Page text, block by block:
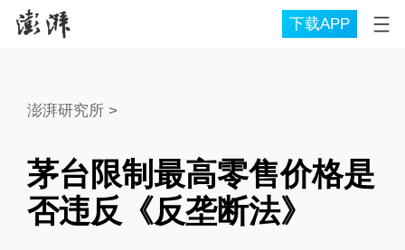
下载APP
澎湃研究所>
茅台限制最高零售价格是
否违反《反垄断法》